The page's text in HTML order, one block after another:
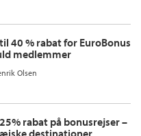
40 % rabat for EuroBonus
medlemmer
Olsen
rabat på bonusrejser –